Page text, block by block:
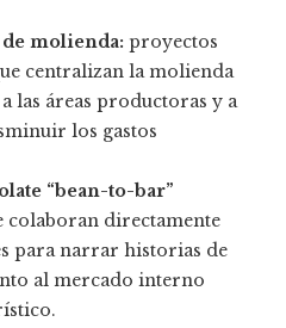
molienda: proyectos
centralizan la molienda
las áreas productoras y a
los gastos
“bean-to-bar”
colaboran directamente
para narrar historias de
al mercado interno